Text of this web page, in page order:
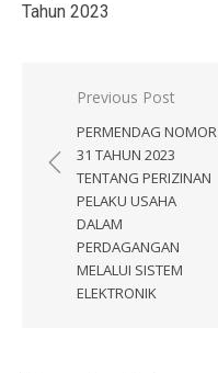
Tahun 2023
Navigasi
pos
Previous Post
PERMENDAG NOMOR
31 TAHUN 2023
TENTANG PERIZINAN
PELAKU USAHA
DALAM
PERDAGANGAN
MELALUI SISTEM
ELEKTRONIK